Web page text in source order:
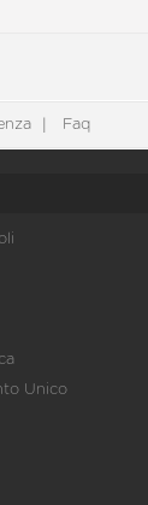
Faq
Unico